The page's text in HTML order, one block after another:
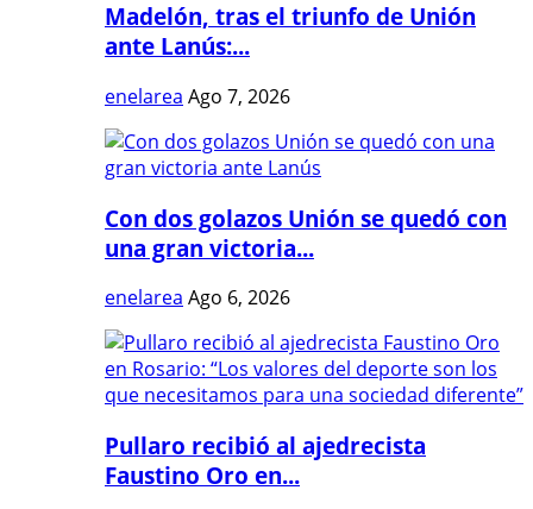
Madelón, tras el triunfo de Unión
ante Lanús:...
enelarea Ago 7, 2026
Con dos golazos Unión se quedó con
una gran victoria...
enelarea Ago 6, 2026
Pullaro recibió al ajedrecista
Faustino Oro en...